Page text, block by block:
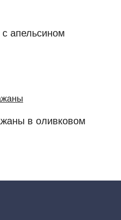
апельсином
в оливковом